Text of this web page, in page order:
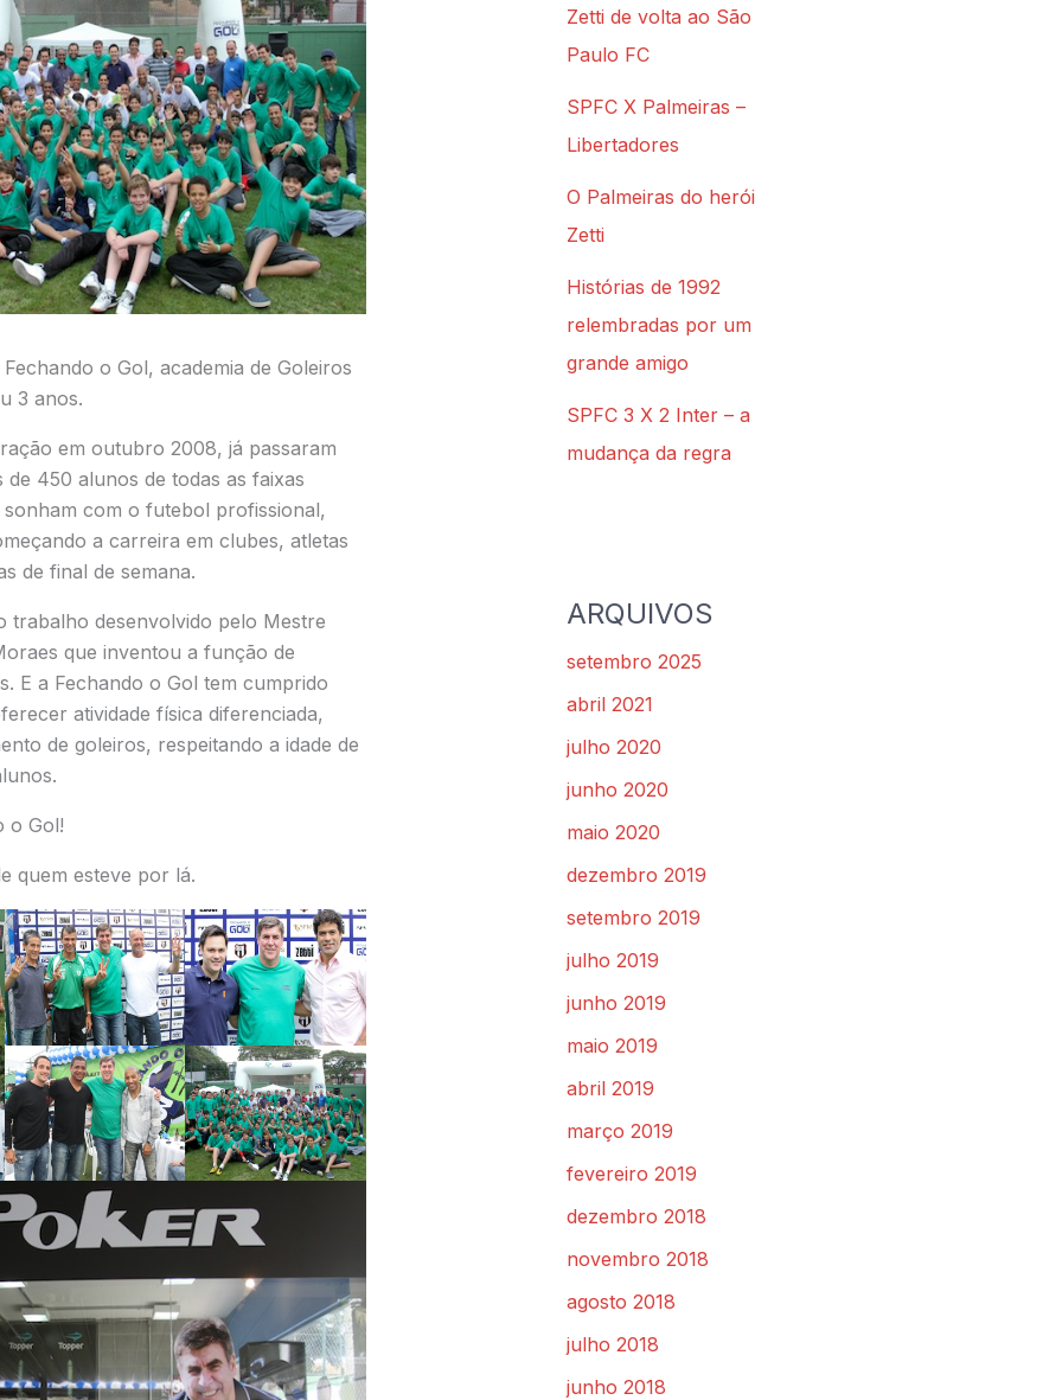
o Gol, academia de Goleiros
3 anos.
em outubro 2008, já passaram
de 450 alunos de todas as faixas
com o futebol profissional,
a carreira em clubes, atletas
de final de semana.
trabalho desenvolvido pelo Mestre
que inventou a função de
E a Fechando o Gol tem cumprido
atividade física diferenciada,
de goleiros, respeitando a idade de
o Gol!
quem esteve por lá.
Zetti de volta ao São
Paulo FC
SPFC X Palmeiras –
Libertadores
O Palmeiras do herói
Zetti
Histórias de 1992
relembradas por um
grande amigo
SPFC 3 X 2 Inter – a
mudança da regra
ARQUIVOS
setembro 2025
abril 2021
julho 2020
junho 2020
maio 2020
dezembro 2019
setembro 2019
julho 2019
junho 2019
maio 2019
abril 2019
março 2019
fevereiro 2019
dezembro 2018
novembro 2018
agosto 2018
julho 2018
junho 2018